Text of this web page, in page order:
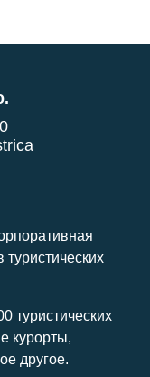
туристических
туристических
курорты,
другое.